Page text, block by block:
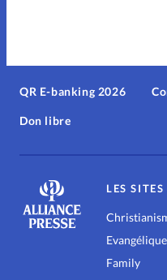
QR E-banking 2026
Don libre
LES
Family